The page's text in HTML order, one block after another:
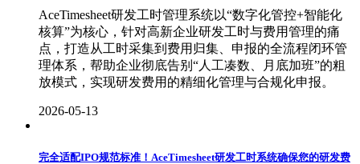
AceTimesheet研发工时管理系统以“数字化管控+智能化
核算”为核心，针对高新企业研发工时与费用管理的痛
点，打造从工时采集到费用归集、申报的全流程闭环管
理体系，帮助企业彻底告别“人工凑数、月底加班”的粗
放模式，实现研发费用的精细化管理与合规化申报。
2026-05-13
完全适配IPO规范标准！AceTimesheet研发工时系统确保您的研发费